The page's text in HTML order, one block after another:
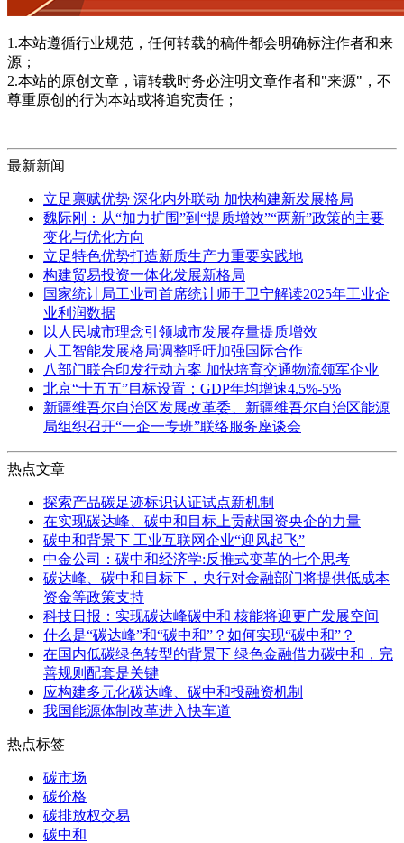
1.本站遵循行业规范，任何转载的稿件都会明确标注作者和来
源；
2.本站的原创文章，请转载时务必注明文章作者和"来源"，不
尊重原创的行为本站或将追究责任；
最新新闻
立足禀赋优势 深化内外联动 加快构建新发展格局
魏际刚：从“加力扩围”到“提质增效”“两新”政策的主要
变化与优化方向
立足特色优势打造新质生产力重要实践地
构建贸易投资一体化发展新格局
国家统计局工业司首席统计师于卫宁解读2025年工业企
业利润数据
以人民城市理念引领城市发展存量提质增效
人工智能发展格局调整呼吁加强国际合作
八部门联合印发行动方案 加快培育交通物流领军企业
北京“十五五”目标设置：GDP年均增速4.5%-5%
新疆维吾尔自治区发展改革委、新疆维吾尔自治区能源
局组织召开“一企一专班”联络服务座谈会
热点文章
探索产品碳足迹标识认证试点新机制
在实现碳达峰、碳中和目标上贡献国资央企的力量
碳中和背景下 工业互联网企业“迎风起飞”
中金公司：碳中和经济学:反推式变革的七个思考
碳达峰、碳中和目标下，央行对金融部门将提供低成本
资金等政策支持
科技日报：实现碳达峰碳中和 核能将迎更广发展空间
什么是“碳达峰”和“碳中和”？如何实现“碳中和”？
在国内低碳绿色转型的背景下 绿色金融借力碳中和，完
善规则配套是关键
应构建多元化碳达峰、碳中和投融资机制
我国能源体制改革进入快车道
热点标签
碳市场
碳价格
碳排放权交易
碳中和